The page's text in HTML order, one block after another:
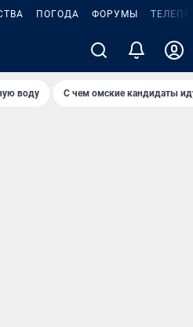
ПОГОДА ФОРУМЫ
воду С чем омские кандидаты